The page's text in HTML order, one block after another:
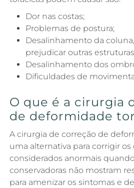
Dor nas costas;
Problemas de postura;
Desalinhamento da
prejudicar outras
Desalinhamento dos
Dificuldades de
O que é a cirurgia
de deformidade
A cirurgia de correção de
uma alternativa para corrigir os
considerados anormais
conservadoras não mostram
para amenizar os sintomas e